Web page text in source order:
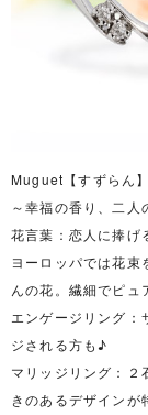
Muguet【すずらん】
～幸福の香り、二人
花言葉：恋人に捧げ
ヨーロッパでは花束
んの花。繊細でピュ
エンゲージリング：
ジされる方も♪
マリッジリング：２
きのあるデザインが